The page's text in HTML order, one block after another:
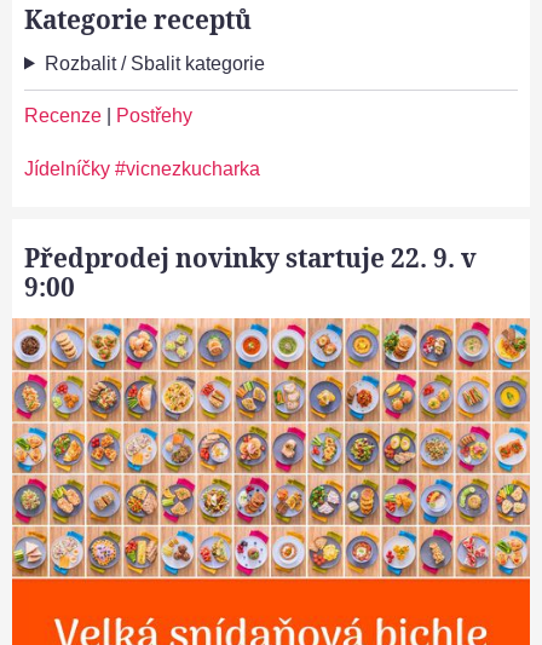
Kategorie receptů
Rozbalit / Sbalit kategorie
Recenze Postřehy
Jídelníčky #vicnezkucharka
Předprodej novinky startuje 22. 9. v
9:00